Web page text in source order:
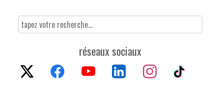
réseaux sociaux